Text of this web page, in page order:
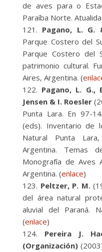
de aves para o
Paraíba Norte.
Pagano, L. G.
Parque Costero del
Parque Costero del
patrimonio cultural.
Aires, Argentina. (
Pagano, L. G.,
Jensen & I. Roesler
Punta Lara. En 97-
(eds). Inventario de
Natural Punta
Argentina. Temas
Monografía de Aves
Argentina. (enlace)
Peltzer, P. M.
del área natural
aluvial del Paraná.
(enlace)
Pereira J.
(Organización)